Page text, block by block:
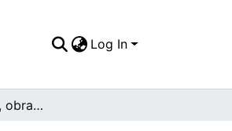
Log In
Puente de La Luna, obra contemplada en el Plan Vial para Santiago de Cali